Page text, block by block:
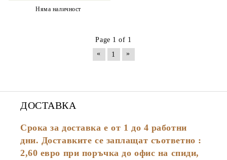
Няма наличност
Page 1 of 1
«
1 »
ДОСТАВКА
Срока за доставка е от 1 до 4 работни
дни. Доставките се заплащат съответно :
2,60 евро при поръчка до офис на спиди,